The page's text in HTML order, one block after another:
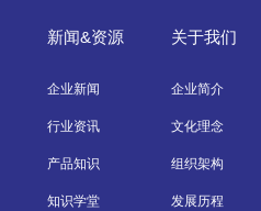
新闻&资源
企业新闻
行业资讯
产品知识
知识学堂
关于我们
企业简介
文化理念
组织架构
发展历程